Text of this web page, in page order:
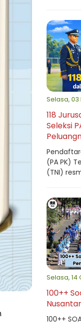
Selasa, 03
118
Seleksi
(PA PK)
(TNI)
Selasa, 14
100++
100++